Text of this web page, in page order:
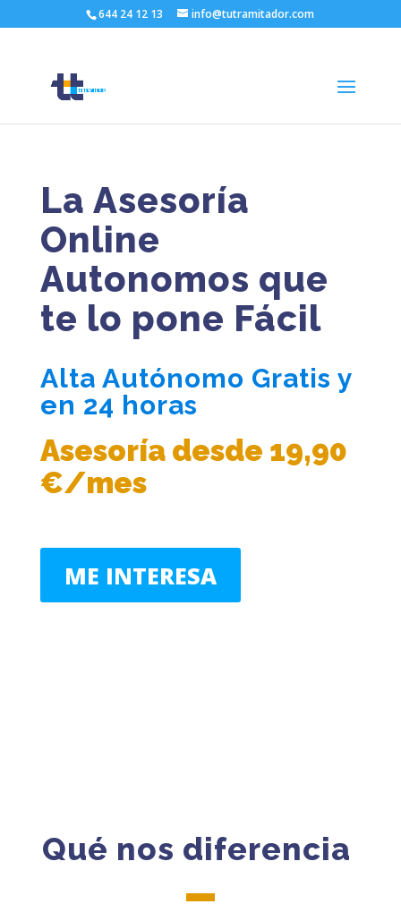
644 24 12 13 info@tutramitador.com
asesoria online autonomos
La Asesoría
Online
Autonomos que
te lo pone Fácil
Alta Autónomo Gratis y
en 24 horas
Asesoría desde 19,90
€/mes
ME INTERESA
Qué nos diferencia